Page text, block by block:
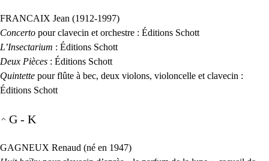
FRANCAIX Jean (1912-1997)
Concerto pour clavecin et orchestre : Éditions Schott
L’Insectarium : Éditions Schott
Deux Pièces : Éditions Schott
Quintette pour flûte à bec, deux violons, violoncelle et clavecin :
Éditions Schott
G - K
GAGNEUX Renaud (né en 1947)